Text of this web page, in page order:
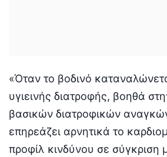
«Όταν το βοδινό
υγιεινής διατροφής, βοηθά
βασικών διατροφικών
επηρεάζει αρνητικά το
προφίλ κινδύνου σε σύγκριση